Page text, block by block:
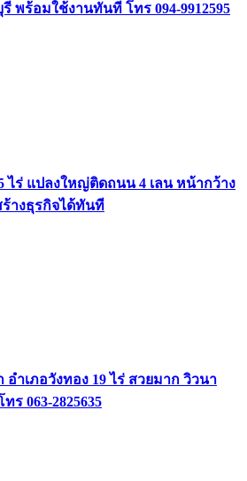
พร้อมใช้งานทันที โทร 094-9912595
ไร่ แปลงใหญ่ติดถนน 4 เลน หน้ากว้าง
างธุรกิจได้ทันที
เภอวังทอง 19 ไร่ สวยมาก วิวนา
ร 063-2825635